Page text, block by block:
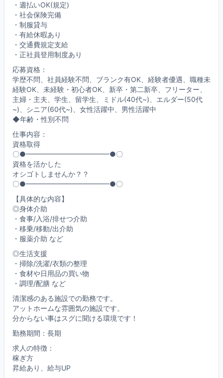
・週払いOK(規定)
・社会保険完備
・制服貸与
・有給休暇あり
・交通費規定支給
・正社員登用制度あり
応募資格：
学歴不問、社員経験不問、ブランク有OK、経験者優遇、職種未
経験OK、未経験・初心者OK、新卒・第二新卒、フリーター、
主婦・主夫、学生、留学生、ミドル(40代~)、エルダー(50代
~)、シニア(60代~)、女性活躍中、男性活躍中
◆年齢・性別不問
仕事内容：
資格取得
〇●━━━━━━━━━━━━●〇
資格を活かした
オシゴトしませんか？？
〇●━━━━━━━━━━━━●〇
【具体的な内容】
◎身体介助
・食事/入浴/排せつ介助
・移乗/移動/出介助
・服薬介助 など
◎生活支援
・掃除/洗濯/衣類の整理
・食材や日用品の買い物
・調理/配膳 など
清潔感のある施設での勤務です。
アットホームな雰囲気の施設です。
分からない事はスグに聞ける環境です！
勤務期間：長期
求人の特徴：
稼ぎ方
昇給あり、給与UP